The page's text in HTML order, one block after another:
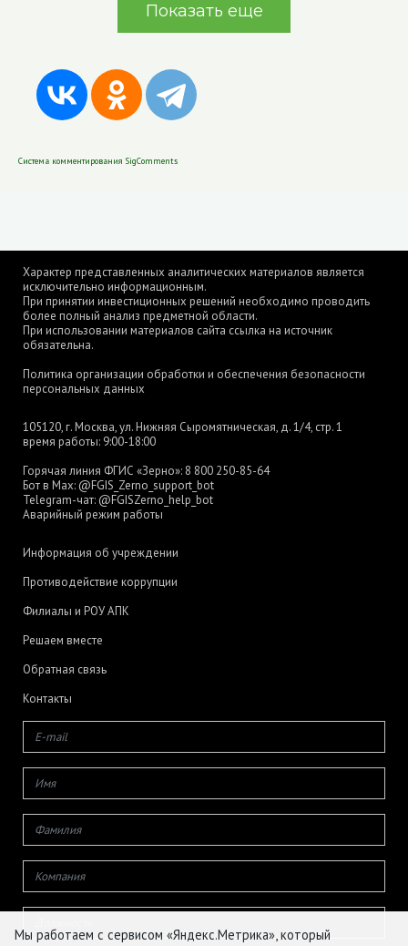
Показать еще
Система комментирования SigComments
Характер представленных аналитических материалов является
исключительно информационным.
При принятии инвестиционных решений необходимо проводить
более полный анализ предметной области.
При использовании материалов сайта ссылка на источник
обязательна.
Политика организации обработки и обеспечения безопасности
персональных данных
105120, г. Москва, ул. Нижняя Сыромятническая, д. 1/4, стр. 1
время работы: 9:00-18:00
Горячая линия ФГИС «Зерно»: 8 800 250-85-64
Бот в Max: @FGIS_Zerno_support_bot
Telegram-чат: @FGISZerno_help_bot
Аварийный режим работы
Информация об учреждении
Противодействие коррупции
Филиалы и РОУ АПК
Решаем вместе
Обратная связь
Контакты
Мы работаем с сервисом «Яндекс.Метрика», который